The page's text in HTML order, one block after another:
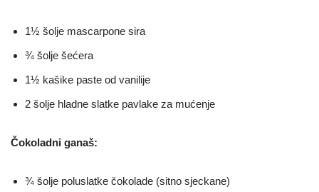
1½ šolje mascarpone sira
¾ šolje šećera
1½ kašike paste od vanilije
2 šolje hladne slatke pavlake za mućenje
Čokoladni ganaš:
¾ šolje poluslatke čokolade (sitno sjeckane)